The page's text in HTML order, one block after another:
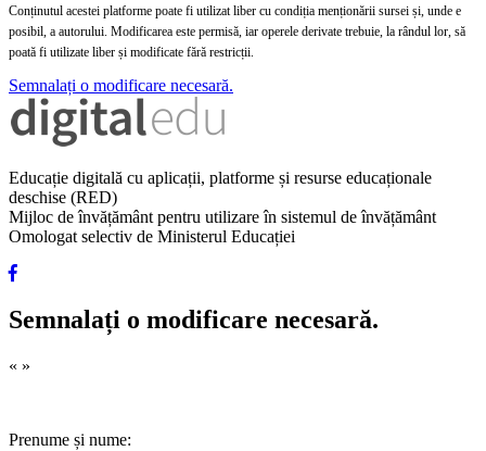
Conținutul acestei platforme poate fi utilizat liber cu condiția menționării sursei și, unde e
posibil, a autorului. Modificarea este permisă, iar operele derivate trebuie, la rândul lor, să
poată fi utilizate liber și modificate fără restricții.
Semnalați o modificare necesară.
Educație digitală cu aplicații, platforme și resurse educaționale
deschise (RED)
Mijloc de învățământ pentru utilizare în sistemul de învățământ
Omologat selectiv de Ministerul Educației
Semnalați o modificare necesară.
« »
Prenume și nume: